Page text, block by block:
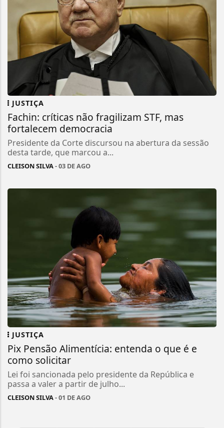
JUSTIÇA
Fachin: críticas não fragilizam STF, mas
fortalecem democracia
Presidente da Corte discursou na abertura da sessão
desta tarde, que marcou a...
CLEISON SILVA- 03 DE AGO
JUSTIÇA
Pix Pensão Alimentícia: entenda o que é e
como solicitar
Lei foi sancionada pelo presidente da República e
passa a valer a partir de julho...
CLEISON SILVA- 01 DE AGO